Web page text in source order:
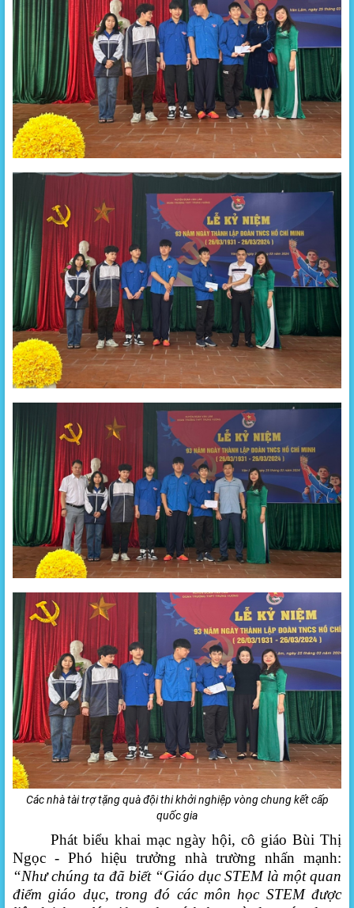
Các nhà tài trợ tặng quà đội thi khởi nghiệp vòng chung kết cấp
quốc gia
Phát biểu khai mạc ngày hội, cô giáo Bùi Thị
Ngọc - Phó hiệu trưởng nhà trường nhấn mạnh:
“Nhưchúng ta đã biết “Giáo dục STEM là một quan
điểm giáo dục, trong đó các môn học STEM được